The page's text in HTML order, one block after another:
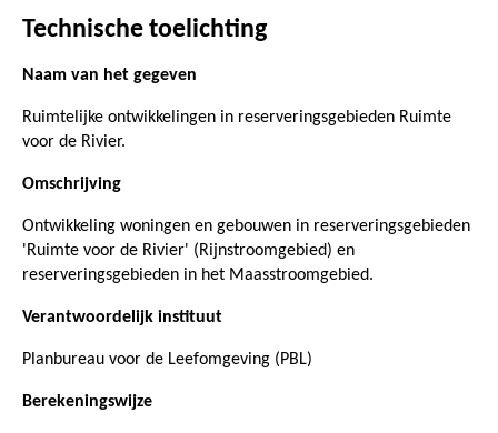
Technische toelichting
Naam van het gegeven
Ruimtelijke ontwikkelingen in reserveringsgebieden Ruimte
voor de Rivier.
Omschrijving
Ontwikkeling woningen en gebouwen in reserveringsgebieden
'Ruimte voor de Rivier' (Rijnstroomgebied) en
reserveringsgebieden in het Maasstroomgebied.
Verantwoordelijk instituut
Planbureau voor de Leefomgeving (PBL)
Berekeningswijze